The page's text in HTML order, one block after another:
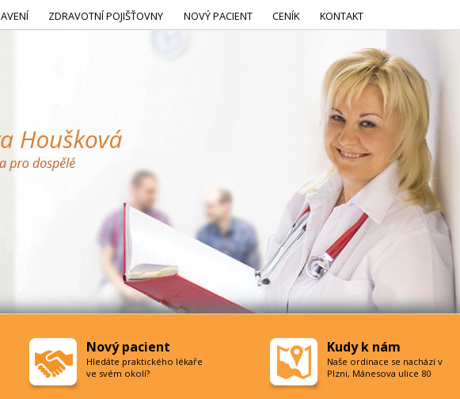
ZDRAVOTNÍ POJIŠŤOVNY NOVÝ PACIENT CENÍK KONTAKT
Nový pacient
Hledáte praktického lékaře
ve svém okolí?
Kudy k nám
Naše ordinace se nachází v
Plzni, Mánesova ulice 80